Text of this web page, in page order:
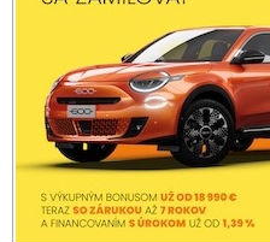
Návštevníci si môžu
História Trnavy, Krása
– raj geológov, História
„Obnova interiéru
sprístupníme aj ďalšie